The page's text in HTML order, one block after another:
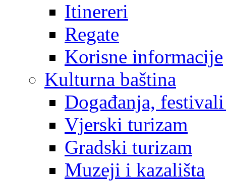
Itinereri
Regate
Korisne informacije
Kulturna baština
Događanja,
Vjerski turizam
Gradski turizam
Muzeji i kazališta